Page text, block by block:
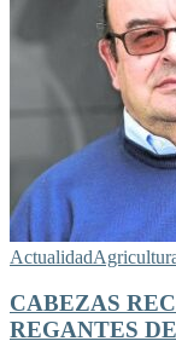
Actualidad
CABEZAS
REGANTES